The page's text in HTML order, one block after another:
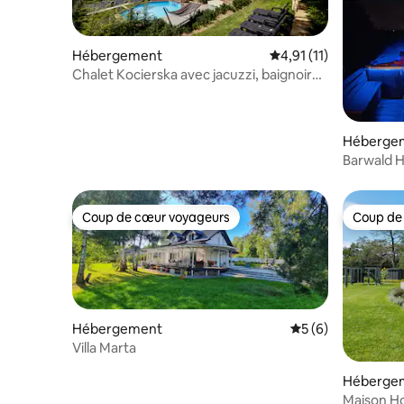
Hébergement Évaluation moyenne
4,91 (11)
Chalet Kocierska avec jacuzzi, baignoire,
Barwald
Coup de cœur voyageurs
Coup de cœur voyageurs
Hébergement Évaluation
5 (6)
Villa Marta
Coup
Coup
Maison